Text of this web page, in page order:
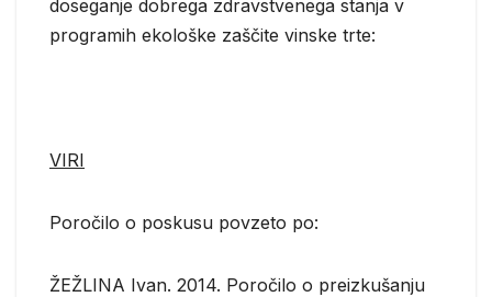
doseganje dobrega zdravstvenega stanja v
programih ekološke zaščite vinske trte:
VIRI
Poročilo o poskusu povzeto po:
ŽEŽLINA Ivan. 2014. Poročilo o preizkušanju